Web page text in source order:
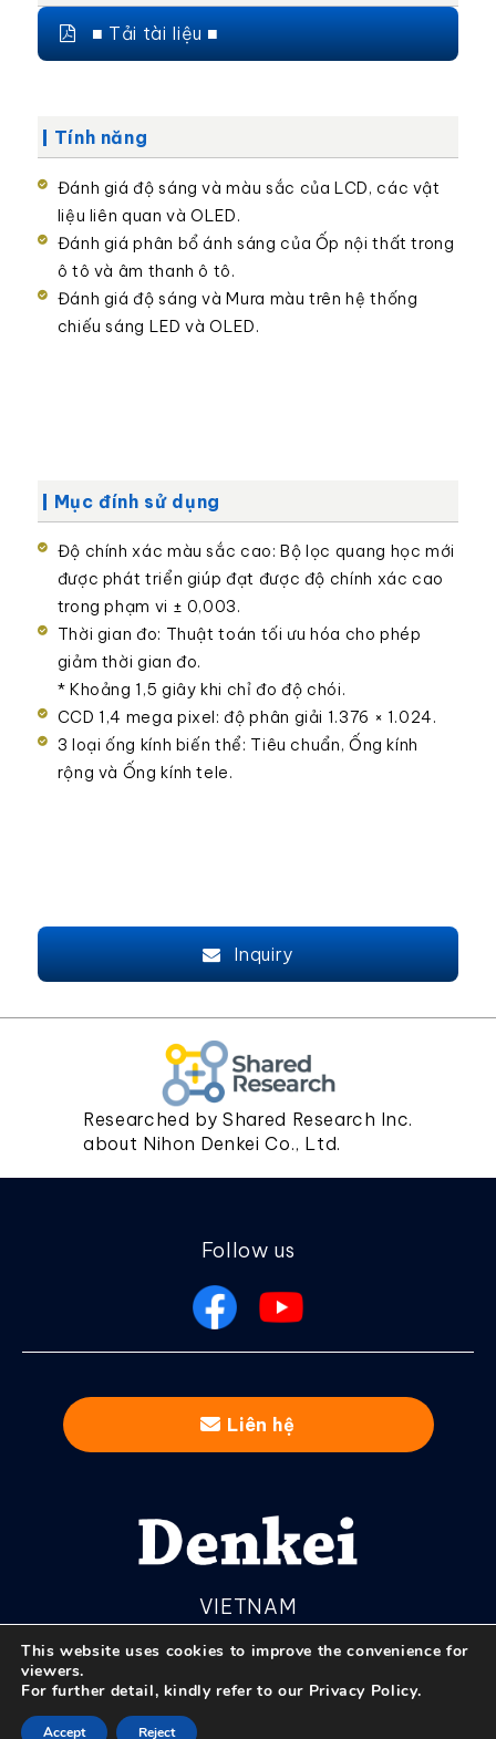
■ Tải tài liệu ■
Tính năng
Đánh giá độ sáng và màu sắc của LCD, các vật
liệu liên quan và OLED.
Đánh giá phân bổ ánh sáng của Ốp nội thất trong
ô tô và âm thanh ô tô.
Đánh giá độ sáng và Mura màu trên hệ thống
chiếu sáng LED và OLED.
Mục đính sử dụng
Độ chính xác màu sắc cao: Bộ lọc quang học mới
được phát triển giúp đạt được độ chính xác cao
trong phạm vi ± 0,003.
Thời gian đo: Thuật toán tối ưu hóa cho phép
giảm thời gian đo.
* Khoảng 1,5 giây khi chỉ đo độ chói.
CCD 1,4 mega pixel: độ phân giải 1.376 × 1.024.
3 loại ống kính biến thể: Tiêu chuẩn, Ống kính
rộng và Ống kính tele.
Inquiry
Researched by Shared Research Inc.
about Nihon Denkei Co., Ltd.
Follow us
Liên hệ
VIETNAM
© Nihon Denkei Co., Ltd.
This website uses cookies to improve the convenience for
viewers.
For further detail, kindly refer to our Privacy Policy.
Accept Reject